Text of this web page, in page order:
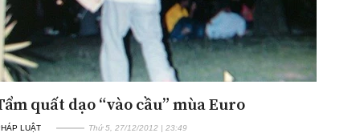
quất dạo “vào cầu” mùa Euro
LUẬT Thứ 5, 27/12/2012 | 23:49